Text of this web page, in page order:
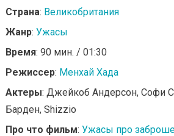
Страна: Великобритания
Жанр: Ужасы
Время: 90 мин. / 01:30
Режиссер: Менхай Хада
Актеры: Джейкоб Андерсон, Софи
Барден, Shizzio
Про что фильм: Ужасы про